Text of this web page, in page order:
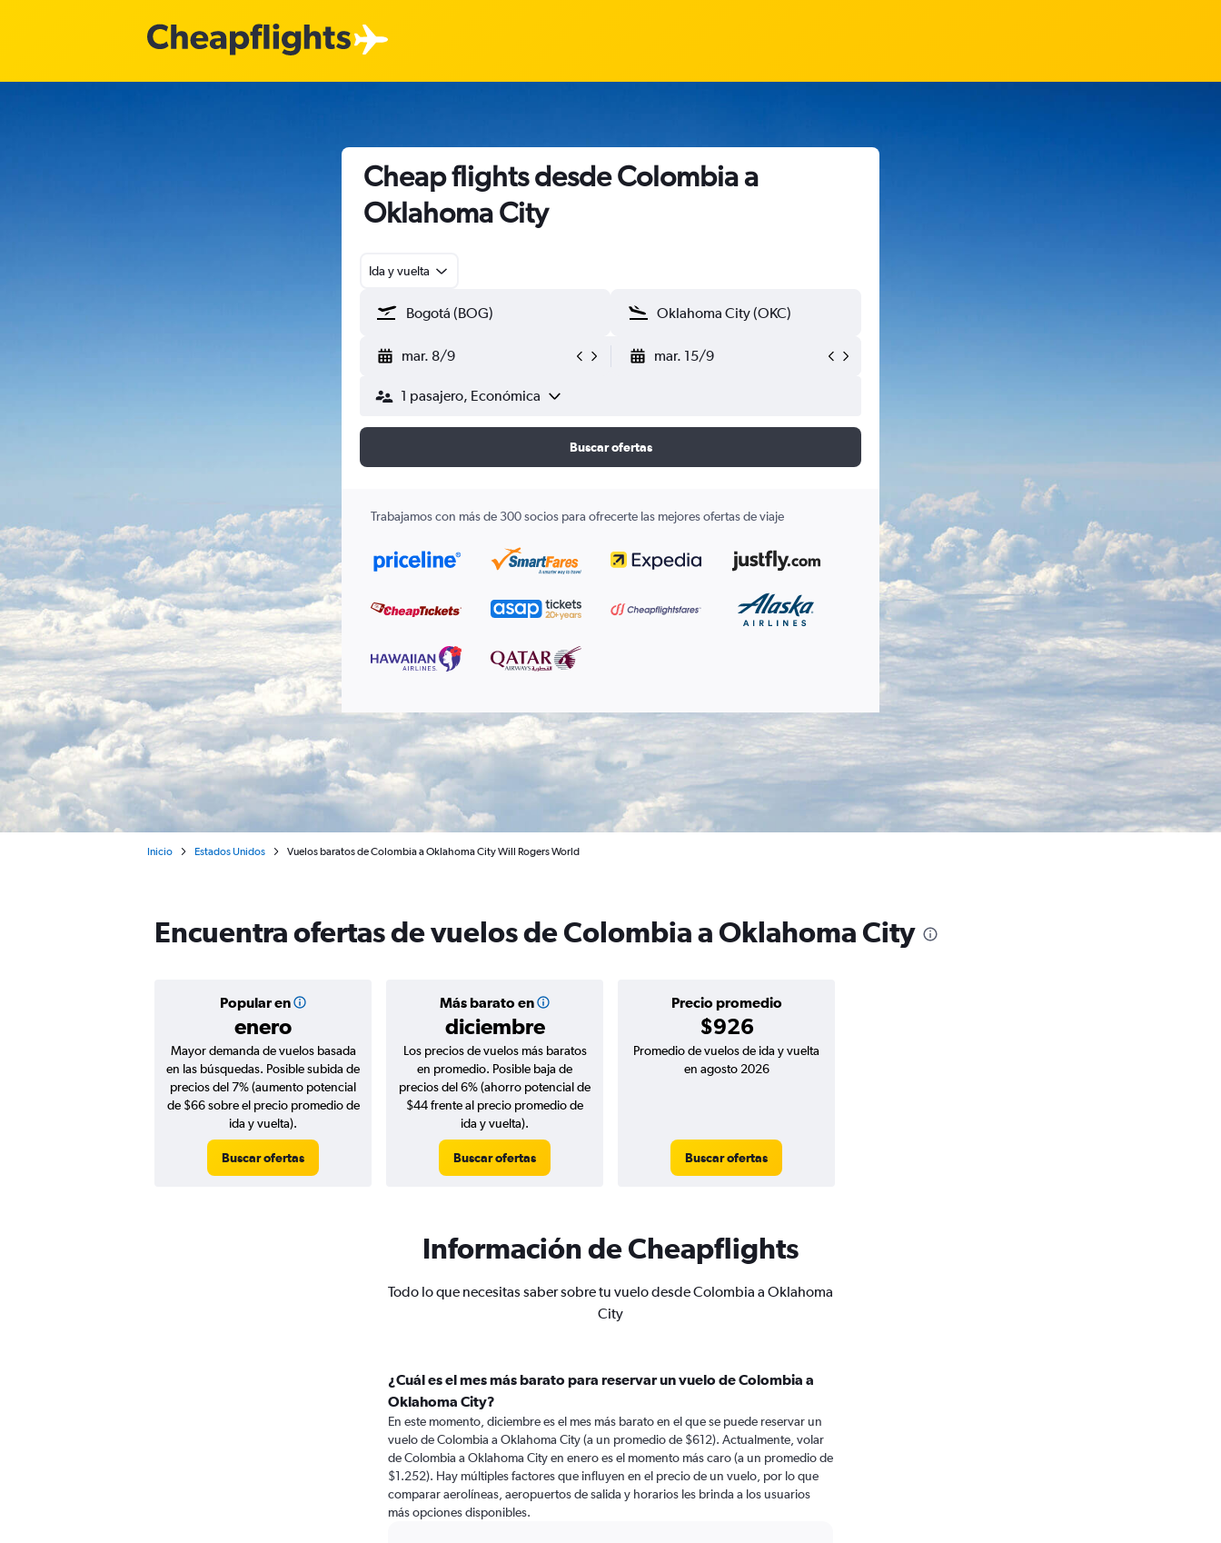
Cheap flights desde Colombia a
Oklahoma City
Ida y vuelta
mar. 8/9 mar. 15/9
1 pasajero, Económica
Buscar ofertas
Trabajamos con más de 300 socios para ofrecerte las mejores ofertas de viaje
Inicio Estados Unidos Vuelos baratos de Colombia a Oklahoma City Will Rogers World
Encuentra ofertas de vuelos de Colombia a Oklahoma City
Popular en
enero
Más barato en
diciembre
Precio promedio
$926
Mayor demanda de vuelos basada
en las búsquedas. Posible subida de
precios del 7% (aumento potencial
de $66 sobre el precio promedio de
ida y vuelta).
Buscar ofertas
Los precios de vuelos más baratos
en promedio. Posible baja de
precios del 6% (ahorro potencial de
$44 frente al precio promedio de
ida y vuelta).
Buscar ofertas
Promedio de vuelos de ida y vuelta
en agosto 2026
Buscar ofertas
Información de Cheapflights
Todo lo que necesitas saber sobre tu vuelo desde Colombia a Oklahoma
City
¿Cuál es el mes más barato para reservar un vuelo de Colombia a
Oklahoma City?
En este momento, diciembre es el mes más barato en el que se puede reservar un
vuelo de Colombia a Oklahoma City (a un promedio de $612). Actualmente, volar
de Colombia a Oklahoma City en enero es el momento más caro (a un promedio de
$1.252). Hay múltiples factores que influyen en el precio de un vuelo, por lo que
comparar aerolíneas, aeropuertos de salida y horarios les brinda a los usuarios
más opciones disponibles.